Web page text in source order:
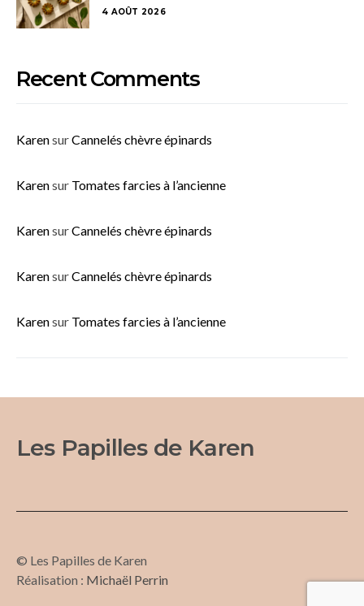
4 AOÛT 2026
Recent Comments
KarensurCannelés chèvre épinards
Karensur Tomates farcies à l’ancienne
KarensurCannelés chèvre épinards
KarensurCannelés chèvre épinards
Karensur Tomates farcies à l’ancienne
Les Papilles de Karen
© Les Papilles de Karen
Réalisation : Michaël Perrin